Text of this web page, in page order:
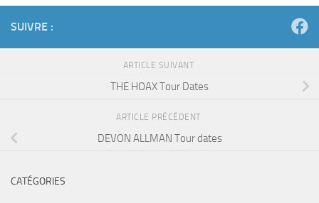
SUIVRE :
ARTICLE SUIVANT
THE HOAX Tour Dates
ARTICLE PRÉCÉDENT
DEVON ALLMAN Tour dates
CATÉGORIES